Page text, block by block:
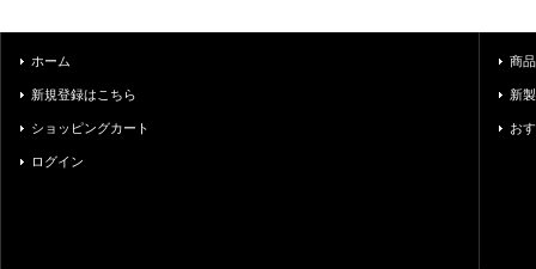
ホーム
新規登録はこちら
ショッピングカート
ログイン
商
新
お